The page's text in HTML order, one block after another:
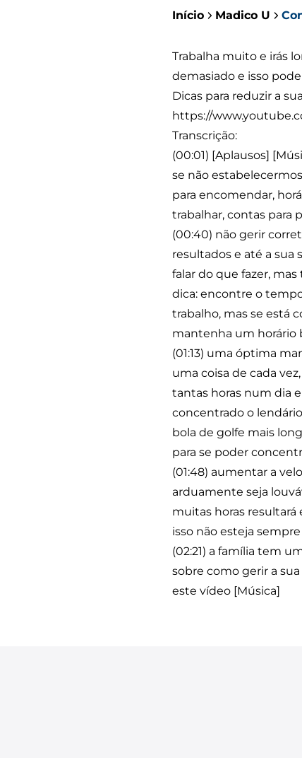
Início Madico U
Trabalha muito e irás
demasiado e isso
Dicas para reduzir a
https://
Transcrição:
(00:01) [Aplausos]
se não
para encomendar,
trabalhar, contas para
(00:40) não gerir
resultados e até a sua
falar do que fazer,
dica: encontre o
trabalho, mas se está
mantenha um horário
(01:13) uma óptima
uma coisa de cada
tantas horas num dia
concentrado o
bola de golfe mais
para se poder
(01:48) aumentar a
arduamente seja
muitas horas
isso não esteja
(02:21) a família tem
sobre como gerir a
este vídeo [Música]